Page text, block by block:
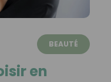
BEAUTÉ
en